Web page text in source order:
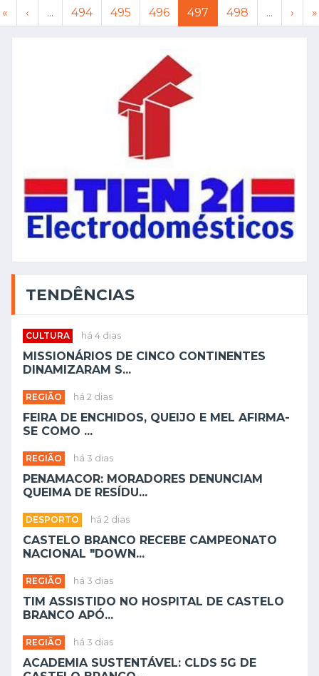
« ‹ ... 494 495 496 497 498 ... › »
TENDÊNCIAS
CULTURA há 4 dias
MISSIONÁRIOS DE CINCO CONTINENTES
DINAMIZARAM S...
REGIÃO há 2 dias
FEIRA DE ENCHIDOS, QUEIJO E MEL AFIRMA-
SE COMO ...
REGIÃO há 3 dias
PENAMACOR: MORADORES DENUNCIAM
QUEIMA DE RESÍDU...
DESPORTO há 2 dias
CASTELO BRANCO RECEBE CAMPEONATO
NACIONAL "DOWN...
REGIÃO há 3 dias
TIM ASSISTIDO NO HOSPITAL DE CASTELO
BRANCO APÓ...
REGIÃO há 3 dias
ACADEMIA SUSTENTÁVEL: CLDS 5G DE